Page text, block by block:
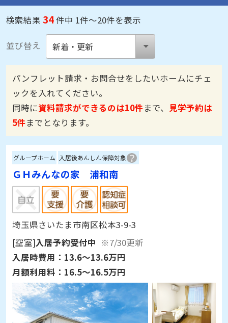
検索結果 34件中 1件～20件を表示
並び替え
パンフレット請求・お問合せをしたいホームにチェ
ックを入れてください。
同時に資料請求ができるのは10件まで、 見学予約は
5件までとなります。
グループホーム 入居後あんしん保障対象
ＧＨみんなの家 浦和南
埼玉県さいたま市南区松本3-9-3
[空室]入居予約受付中 ※7/30更新
入居時費用： 13.6～13.6万円
月額利用料： 16.5～16.5万円